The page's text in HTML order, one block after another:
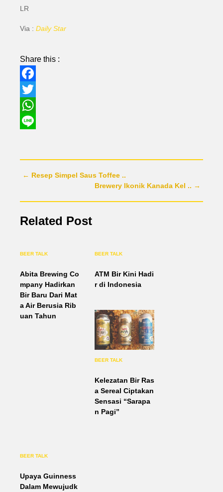
LR
Via : Daily Star
Share this :
Facebook
Twitter
WhatsApp
← Resep Simpel Saus Toffee ..
Brewery Ikonik Kanada Kel .. →
Related Post
BEER TALK
Abita Brewing Co
mpany Hadirkan
Bir Baru Dari Mat
a Air Berusia Rib
uan Tahun
BEER TALK
ATM Bir Kini Hadi
r di Indonesia
BEER TALK
Kelezatan Bir Ras
a Sereal Ciptakan
Sensasi “Sarapa
n Pagi”
BEER TALK
Upaya Guinness
Dalam Mewujudk